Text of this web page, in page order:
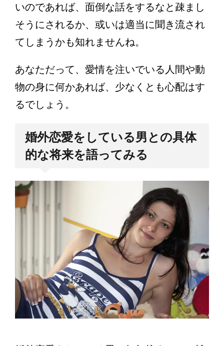
いのであれば、面倒な話をするなと疎まし
そうにされるか、或いは適当に聞き流され
てしまうかも知れませんね。
あなただって、愛情を注いでいる人間や動
物の身に何かあれば、少なくとも心配はす
るでしょう。
婚外恋愛をしている男との具体
的な将来を語ってみる